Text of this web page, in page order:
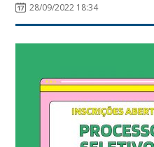
28/09/2022 18:34